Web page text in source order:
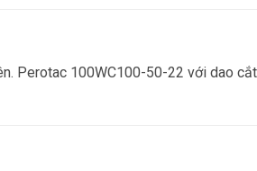
Perotac 100WC100-50-22 với dao